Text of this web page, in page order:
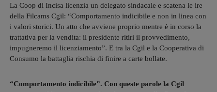
La Coop di Incisa licenzia un delegato sindacale e scatena le ire
della Filcams Cgil: “Comportamento indicibile e non in linea con
i valori storici. Un atto che avviene proprio mentre è in corso la
trattativa per la vendita: il presidente ritiri il provvedimento,
impugneremo il licenziamento”. E tra la Cgil e la Cooperativa di
Consumo la battaglia rischia di finire a carte bollate.
“Comportamento indicibile”. Con queste parole la Cgil